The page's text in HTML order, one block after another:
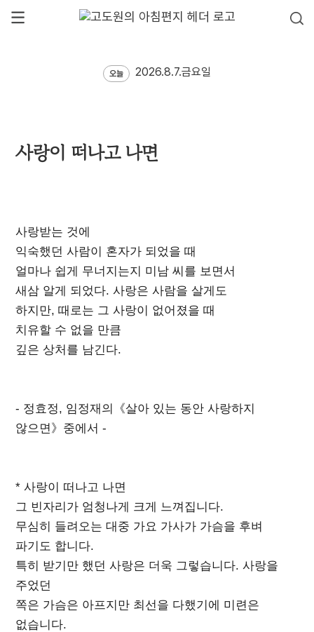
오늘 2026.8.7.금요일
사랑이 떠나고 나면
사랑받는 것에
익숙했던 사람이 혼자가 되었을 때
얼마나 쉽게 무너지는지 미남 씨를 보면서
새삼 알게 되었다. 사랑은 사람을 살게도
하지만, 때로는 그 사랑이 없어졌을 때
치유할 수 없을 만큼
깊은 상처를 남긴다.
- 정효정, 임정재의《살아 있는 동안 사랑하지
않으면》중에서 -
* 사랑이 떠나고 나면
그 빈자리가 엄청나게 크게 느껴집니다.
무심히 들려오는 대중 가요 가사가 가슴을 후벼
파기도 합니다.
특히 받기만 했던 사랑은 더욱 그렇습니다. 사랑을
주었던
쪽은 가슴은 아프지만 최선을 다했기에 미련은
없습니다.